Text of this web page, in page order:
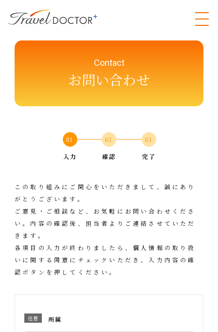
Contact
お問い合わせ
01
入力
02
確認
03
完了
この取り組みにご関心をいただきまして、誠にあり
がとうございます。
ご意見・ご相談など、お気軽にお問い合わせくださ
い。内容の確認後、担当者よりご連絡させていただ
きます。
各項目の入力が終わりましたら、個人情報の取り扱
いに関する同意にチェックいただき、 入力内容の確
認ボタンを押してください。
任意 所属